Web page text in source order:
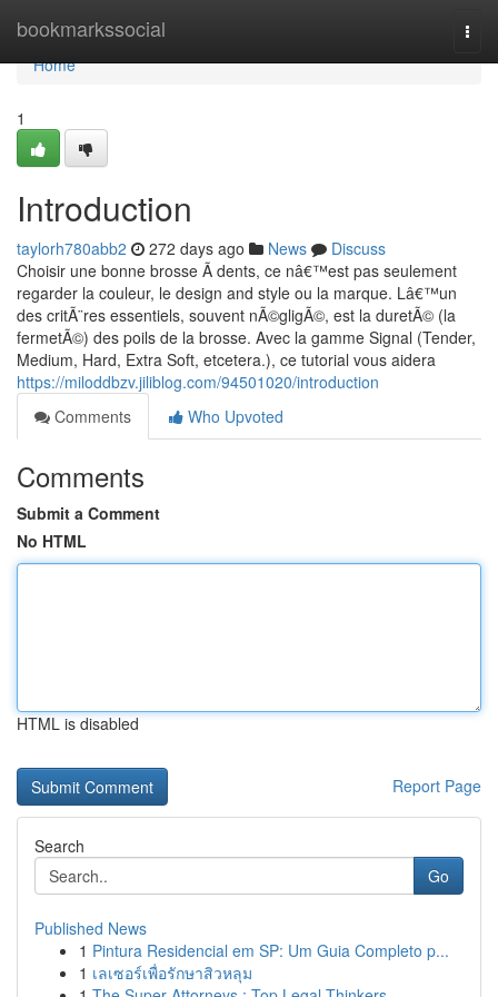
bookmarkssocial
Home
Home
1
Introduction
taylorh780abb2 272 days ago News
Discuss
Choisir une bonne brosse Ã dents, ce nâ€™est pas seulement
regarder la couleur, le design and style ou la marque. Lâ€™un
des critÃ¨res essentiels, souvent nÃ©gligÃ©, est la duretÃ© (la
fermetÃ©) des poils de la brosse. Avec la gamme Signal (Tender,
Medium, Hard, Extra Soft, etcetera.), ce tutorial vous aidera
https://miloddbzv.jiliblog.com/94501020/introduction
Comments
Who Upvoted
Comments
Submit a Comment
No HTML
HTML is disabled
Report Page
Search
Go
Published News
1 Pintura Residencial em SP: Um Guia Completo p...
1 เลเซอร์เพื่อรักษาสิวหลุม